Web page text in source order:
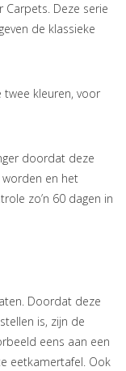
Deze serie
de klassieke
twee kleuren, voor
doordat deze
en het
zo’n 60 dagen in
Doordat deze
is, zijn de
eens aan een
eetkamertafel. Ook